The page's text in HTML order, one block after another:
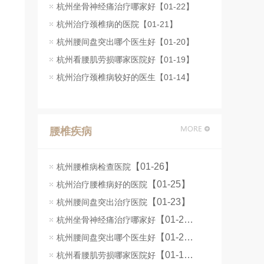
杭州坐骨神经痛治疗哪家好【01-22】
杭州治疗颈椎病的医院【01-21】
杭州腰间盘突出哪个医生好【01-20】
杭州看腰肌劳损哪家医院好【01-19】
杭州治疗颈椎病较好的医生【01-14】
腰椎疾病
杭州腰椎病检查医院 【01-26】
杭州治疗腰椎病好的医院 【01-25】
杭州腰间盘突出治疗医院 【01-23】
杭州坐骨神经痛治疗哪家好 【01-22】
杭州腰间盘突出哪个医生好 【01-20】
杭州看腰肌劳损哪家医院好 【01-19】